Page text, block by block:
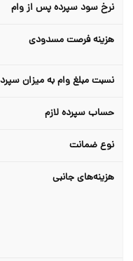
نرخ سود سپرده پس از وام
هزینه فرصت مسدودی
نسبت مبلغ وام به میزان سپرده
حساب سپرده لازم
نوع ضمانت
هزینه‌های جانبی